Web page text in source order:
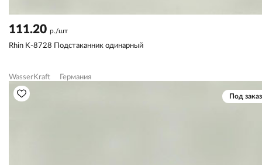
111.20 р./шт
Rhin K-8728 Подстаканник одинарный
WasserKraft Германия
Под заказ